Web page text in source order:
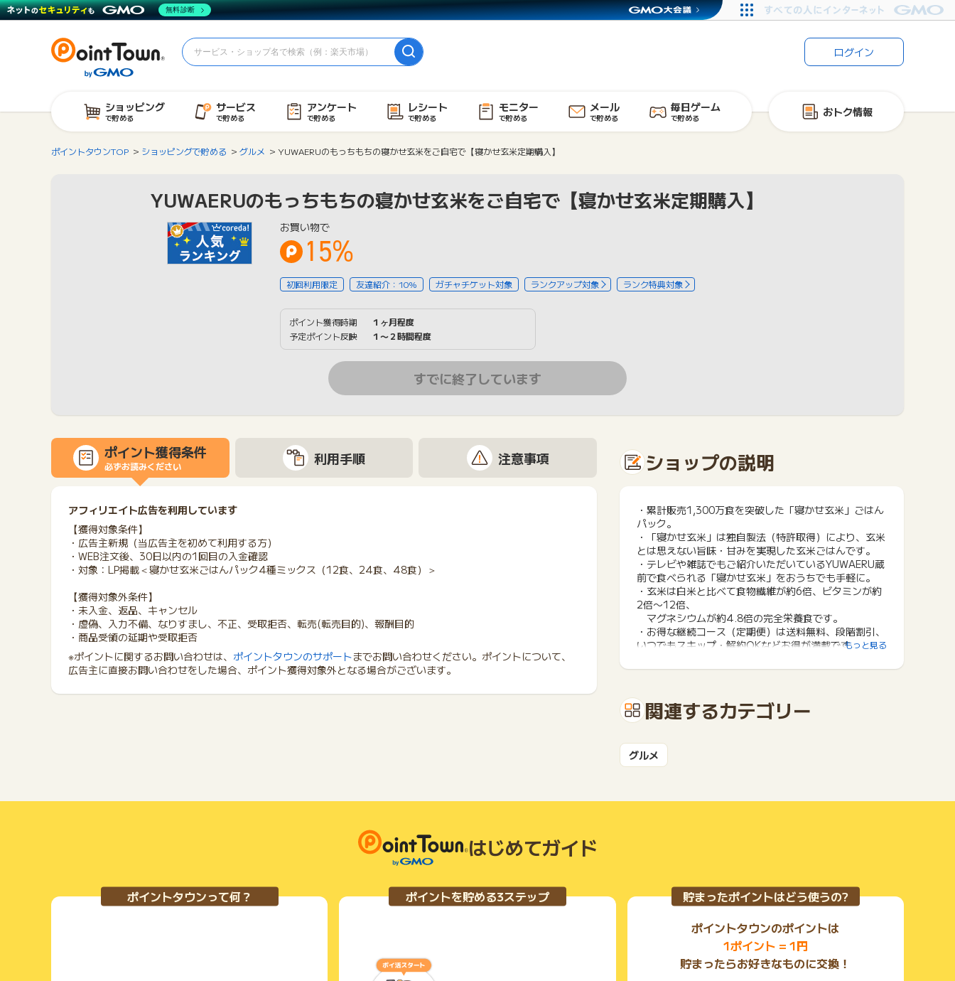
ログイン
ショッピング
で貯める
サービス
で貯める
アンケート
で貯める
レシート
で貯める
モニター
で貯める
メール
で貯める
毎日ゲーム
で貯める おトク情報
ポイントタウンTOP ショッピングで貯める グルメ YUWAERUのもっちもちの寝かせ玄米をご自宅で【寝かせ玄米定期購入】
YUWAERUのもっちもちの寝かせ玄米をご自宅で【寝かせ玄米定期購入】
お買い物で
15%
初回利用限定 友達紹介：10% ガチャチケット対象 ランクアップ対象 ランク特典対象
ポイント獲得時期
１ヶ月程度
予定ポイント反映
１〜２時間程度
すでに終了しています
ポイント獲得条件
必ずお読みください 利用手順 注意事項
アフィリエイト広告を利用しています
【獲得対象条件】
・広告主新規（当広告主を初めて利用する方）
・WEB注文後、30日以内の1回目の入金確認
・対象：LP掲載＜寝かせ玄米ごはんパック4種ミックス（12食、24食、48食）＞
【獲得対象外条件】
・未入金、返品、キャンセル
・虚偽、入力不備、なりすまし、不正、受取拒否、転売(転売目的)、報酬目的
・商品受領の延期や受取拒否
※ポイントに関するお問い合わせは、 ポイントタウンのサポートまでお問い合わせください。ポイントについて、
広告主に直接お問い合わせをした場合、ポイント獲得対象外となる場合がございます。
ショップの説明
・累計販売1,300万食を突破した「寝かせ玄米」ごはん
パック。
・「寝かせ玄米」は独自製法（特許取得）により、玄米
とは思えない旨味・甘みを実現した玄米ごはんです。
・テレビや雑誌でもご紹介いただいているYUWAERU蔵
前で食べられる「寝かせ玄米」をおうちでも手軽に。
・玄米は白米と比べて食物繊維が約6倍、ビタミンが約
2倍〜12倍、
マグネシウムが約4.8倍の完全栄養食です。
・お得な継続コース（定期便）は送料無料、段階割引、
いつでもスキップ・解約OKなどお得が満載です。もっと見る
関連するカテゴリー
グルメ
はじめてガイド
ポイントタウンって何？ ポイントを貯める3ステップ
貯まったポイントはどう使うの?
ポイントタウンのポイントは
1ポイント = 1円
貯まったらお好きなものに交換！
無料診断